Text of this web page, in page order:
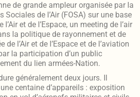
de grande ampleur organisée par la
de l’Air (FOSA) sur une base
l’Air et de l’Espace, un meeting de l’air
la politique de rayonnement et de
de l’Air et de l’Espace et de l’aviation
la participation d’un public
du lien armées-Nation.
généralement deux jours. Il
centaine d’appareils : exposition